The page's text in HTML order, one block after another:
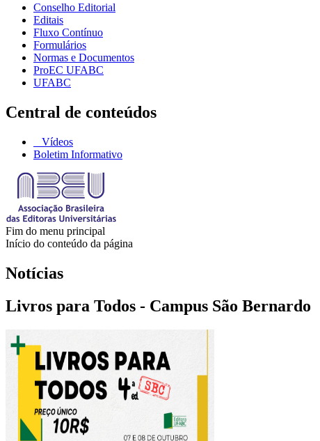
Conselho Editorial
Editais
Fluxo Contínuo
Formulários
Normas e Documentos
ProEC UFABC
UFABC
Central de conteúdos
Vídeos
Boletim Informativo
Fim do menu principal
Início do conteúdo da página
Notícias
Livros para Todos - Campus São Bernardo